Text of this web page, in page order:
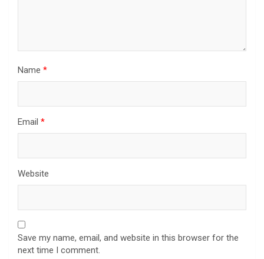
Name *
Email *
Website
Save my name, email, and website in this browser for the
next time I comment.